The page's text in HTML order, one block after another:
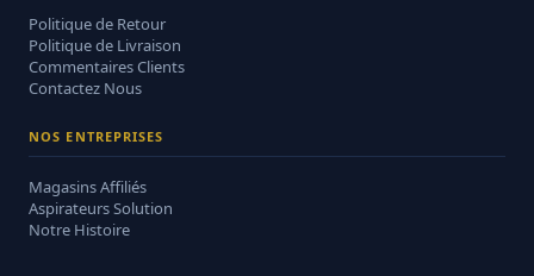
Politique de Retour
Politique de Livraison
Commentaires Clients
Contactez Nous
NOS ENTREPRISES
Magasins Affiliés
Aspirateurs Solution
Notre Histoire